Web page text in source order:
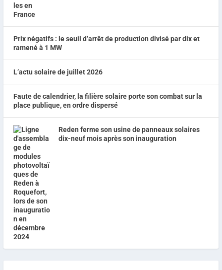
Prix négatifs : le seuil d’arrêt de production divisé par dix et
ramené à 1 MW
L’actu solaire de juillet 2026
Faute de calendrier, la filière solaire porte son combat sur la
place publique, en ordre dispersé
Reden ferme son usine de panneaux solaires
dix-neuf mois après son inauguration